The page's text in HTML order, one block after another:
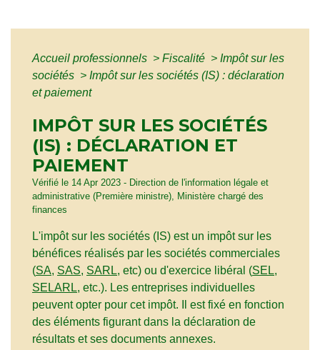
Accueil professionnels > Fiscalité > Impôt sur les
sociétés > Impôt sur les sociétés (IS) : déclaration
et paiement
IMPÔT SUR LES SOCIÉTÉS
(IS) : DÉCLARATION ET
PAIEMENT
Vérifié le 14 Apr 2023 - Direction de l'information légale et
administrative (Première ministre), Ministère chargé des
finances
L'impôt sur les sociétés (IS) est un impôt sur les
bénéfices réalisés par les sociétés commerciales
(SA, SAS, SARL, etc) ou d'exercice libéral (SEL,
SELARL, etc.). Les entreprises individuelles
peuvent opter pour cet impôt. Il est fixé en fonction
des éléments figurant dans la déclaration de
résultats et ses documents annexes.